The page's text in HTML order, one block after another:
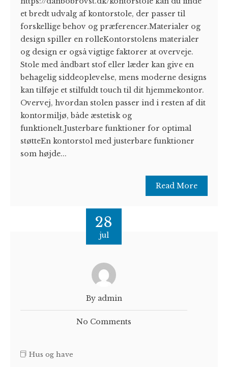
et bredt udvalg af kontorstole, der passer til
forskellige behov og præferencer.Materialer og
design spiller en rolleKontorstolens materialer
og design er også vigtige faktorer at overveje.
Stole med åndbart stof eller læder kan give en
behagelig siddeoplevelse, mens moderne designs
kan tilføje et stilfuldt touch til dit hjemmekontor.
Overvej, hvordan stolen passer ind i resten af dit
kontormiljø, både æstetisk og
funktionelt.Justerbare funktioner for optimal
støtteEn kontorstol med justerbare funktioner
som højde...
Read More
28
jul
By admin
No Comments
Hus og have